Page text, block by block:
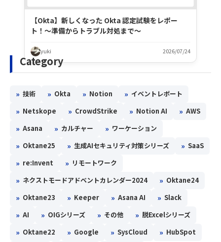
【Okta】新しくなった Okta 認定試験をレポー
ト！〜準備からトラブル対処まで〜
yuki 2026/07/24
Category
» 技術 » Okta » Notion » イベントレポート
» Netskope » CrowdStrike » Notion AI » AWS
» Asana » カルチャー » ワーケーション
» Oktane25 » 生成AIセキュリティ対策シリーズ » SaaS
» re:Invent » リモートワーク
» ネクストモードアドベントカレンダー2024 » Oktane24
» Oktane23 » Keeper » Asana AI » Slack
» AI » OIGシリーズ » その他 » 脱Excelシリーズ
» Oktane22 » Google » SysCloud » HubSpot